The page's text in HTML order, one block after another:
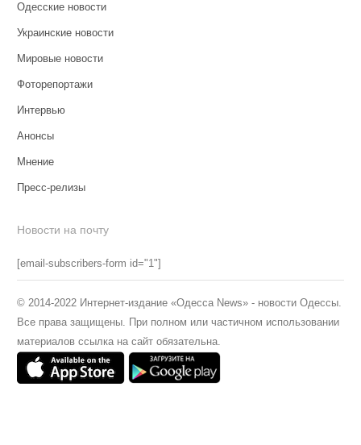
Одесские новости
Украинские новости
Мировые новости
Фоторепортажи
Интервью
Анонсы
Мнение
Пресс-релизы
Новости на почту
[email-subscribers-form id="1"]
© 2014-2022 Интернет-издание «Одесса News» - новости Одессы.
Все права защищены. При полном или частичном использовании
материалов ссылка на сайт обязательна.